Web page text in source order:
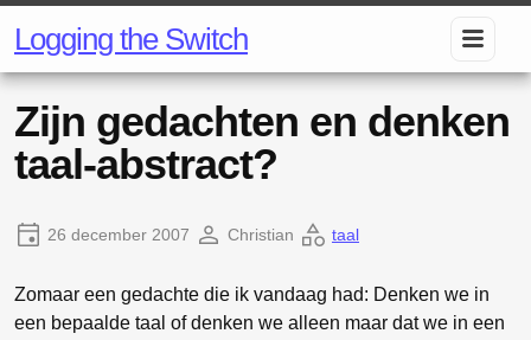
Logging the Switch
Zijn gedachten en denken
taal-abstract?
26 december 2007 Christian taal
Zomaar een gedachte die ik vandaag had: Denken we in
een bepaalde taal of denken we alleen maar dat we in een